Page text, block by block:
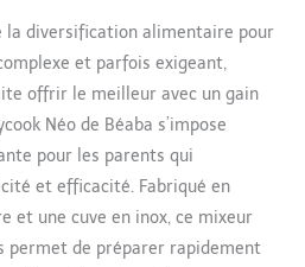
la diversification alimentaire pour
et parfois exigeant,
offrir le meilleur avec un gain
Néo de Béaba s’impose
pour les parents qui
et efficacité. Fabriqué en
et une cuve en inox, ce mixeur
permet de préparer rapidement